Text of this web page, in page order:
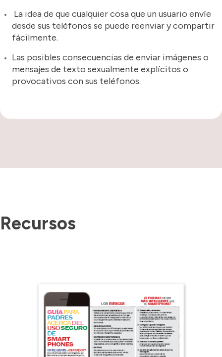
La idea de que cualquier cosa que un usuario envíe
desde sus teléfonos se puede reenviar y compartir
fácilmente.
Las posibles consecuencias de enviar imágenes o
mensajes de texto sexualmente explícitos o
provocativos con sus teléfonos.
Recursos